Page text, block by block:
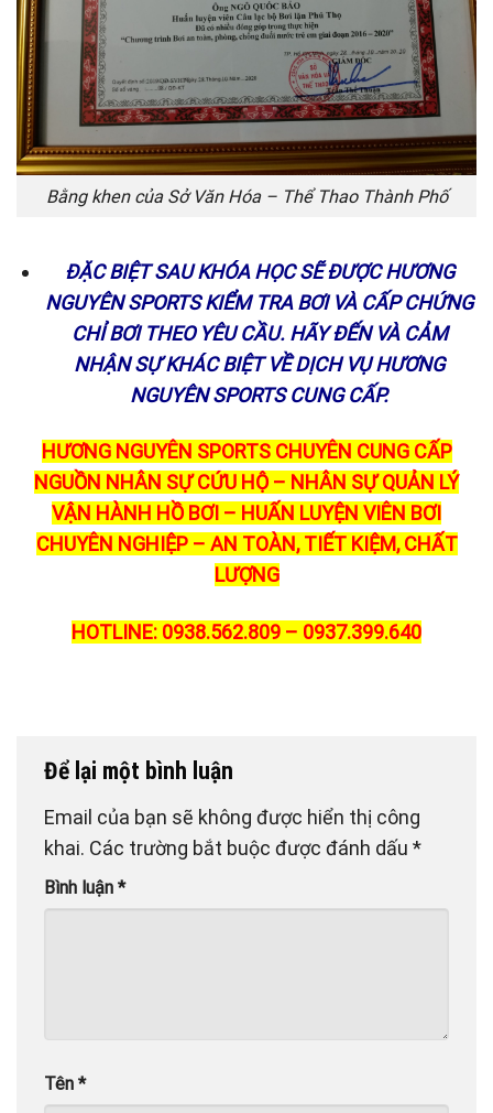
Bằng khen của Sở Văn Hóa – Thể Thao Thành Phố
ĐẶC BIỆT SAU KHÓA HỌC SẼ ĐƯỢC HƯƠNG
NGUYÊN SPORTS KIỂM TRA BƠI VÀ CẤP CHỨNG
CHỈ BƠI THEO YÊU CẦU. HÃY ĐẾN VÀ CẢM
NHẬN SỰ KHÁC BIỆT VỀ DỊCH VỤ HƯƠNG
NGUYÊN SPORTS CUNG CẤP.
HƯƠNG NGUYÊN SPORTS CHUYÊN CUNG CẤP
NGUỒN NHÂN SỰ CỨU HỘ – NHÂN SỰ QUẢN LÝ
VẬN HÀNH HỒ BƠI – HUẤN LUYỆN VIÊN BƠI
CHUYÊN NGHIỆP – AN TOÀN, TIẾT KIỆM, CHẤT
LƯỢNG
HOTLINE: 0938.562.809 – 0937.399.640
Để lại một bình luận
Email của bạn sẽ không được hiển thị công
khai. Các trường bắt buộc được đánh dấu *
Bình luận *
Tên *